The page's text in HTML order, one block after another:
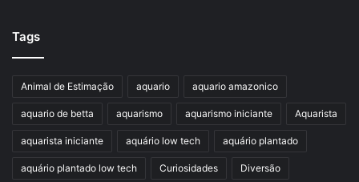
Tags
Animal de Estimação aquario aquario amazonico
aquario de betta aquarismo aquarismo iniciante Aquarista
aquarista iniciante aquário low tech aquário plantado
aquário plantado low tech Curiosidades Diversão